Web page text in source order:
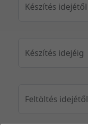
Készítés idejétől
Készítés idejéig
Feltöltés idejétől